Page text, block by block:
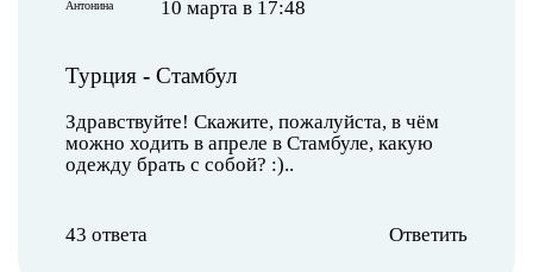
10 марта в 17:48
Турция - Стамбул
Здравствуйте! Скажите, пожалуйста, в чём
можно ходить в апреле в Стамбуле, какую
одежду брать с собой? :)..
43 ответа Ответить